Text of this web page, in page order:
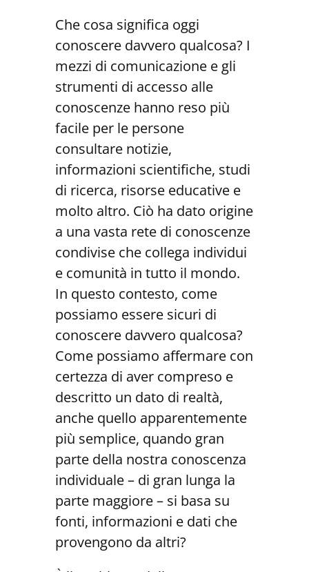
Che cosa significa oggi
conoscere davvero qualcosa? I
mezzi di comunicazione e gli
strumenti di accesso alle
conoscenze hanno reso più
facile per le persone
consultare notizie,
informazioni scientifiche, studi
di ricerca, risorse educative e
molto altro. Ciò ha dato origine
a una vasta rete di conoscenze
condivise che collega individui
e comunità in tutto il mondo.
In questo contesto, come
possiamo essere sicuri di
conoscere davvero qualcosa?
Come possiamo affermare con
certezza di aver compreso e
descritto un dato di realtà,
anche quello apparentemente
più semplice, quando gran
parte della nostra conoscenza
individuale – di gran lunga la
parte maggiore – si basa su
fonti, informazioni e dati che
provengono da altri?